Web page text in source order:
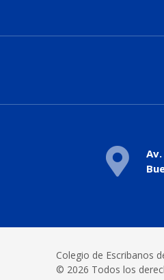
Colegio de Escribanos
© 2026 Todos los